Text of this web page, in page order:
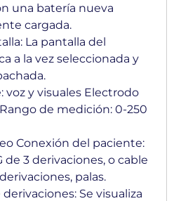
una batería nueva
cargada.
La pantalla del
a la vez seleccionada y
voz y visuales Electrodo
de medición: 0-250
Conexión del paciente:
de 3 derivaciones, o cable
palas.
Se visualiza